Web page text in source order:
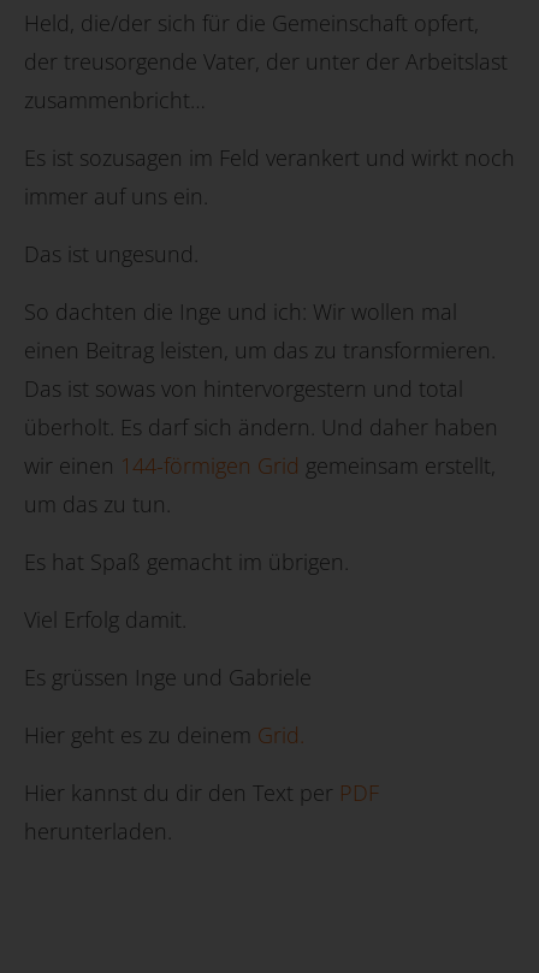
Held, die/der sich für die Gemeinschaft opfert,
der treusorgende Vater, der unter der Arbeitslast
zusammenbricht…
Es ist sozusagen im Feld verankert und wirkt noch
immer auf uns ein.
Das ist ungesund.
So dachten die Inge und ich: Wir wollen mal
einen Beitrag leisten, um das zu transformieren.
Das ist sowas von hintervorgestern und total
überholt. Es darf sich ändern. Und daher haben
wir einen 144-förmigen Grid gemeinsam erstellt,
um das zu tun.
Es hat Spaß gemacht im übrigen.
Viel Erfolg damit.
Es grüssen Inge und Gabriele
Hier geht es zu deinem Grid.
Hier kannst du dir den Text per PDF
herunterladen.